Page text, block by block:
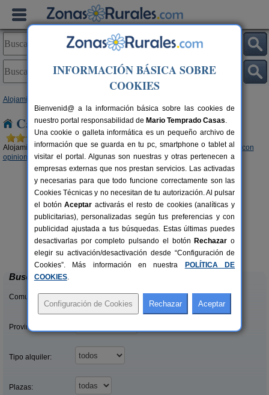
Alojamientos
Casas Rurales en la Isla de Tenerife
Alojamientos rurales para disfrutar del turismo rural en Isla de Tenerife (
1 con
opiniones,3 con reserva online,2 con disponibilidad.)
2 pers.
desde
55 €
Casa Rural Finca La Majadera
El Rosario (Tenerife)
Buscar
Comunidades:
Provincias/Islas:
Tipo alquiler:
Plazas:
INFORMACIÓN BÁSICA SOBRE
COOKIES
Bienvenid@ a la información básica sobre las cookies de
nuestro portal responsabilidad de Mario Temprado Casas.
Una cookie o galleta informática es un pequeño archivo de
información que se guarda en tu pc, smartphone o tablet al
visitar el portal. Algunas son nuestras y otras pertenecen a
empresas externas que nos prestan servicios. Las activadas
y necesarias para que todo funcione correctamente son las
Cookies Técnicas y no necesitan de tu autorización. Al pulsar
el botónAceptar activarás el resto de cookies (analíticas y
publicitarias), personalizadas según tus preferencias y con
publicidad ajustada a tus búsquedas. Estas últimas puedes
desactivarlas por completo pulsando el botón Rechazar o
elegir su activación/desactivación desde “Configuración de
Cookies”. Más información en nuestra
POLÍTICA DE
COOKIES.